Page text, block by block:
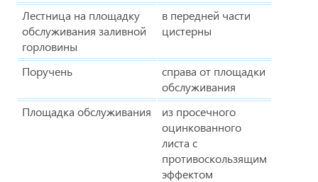
Лестница на площадку
обслуживания заливной
горловины
в передней части
цистерны
Поручень
справа от площадки
обслуживания
Площадка обслуживания
из просечного
оцинкованного
листа с
противоскользящим
эффектом